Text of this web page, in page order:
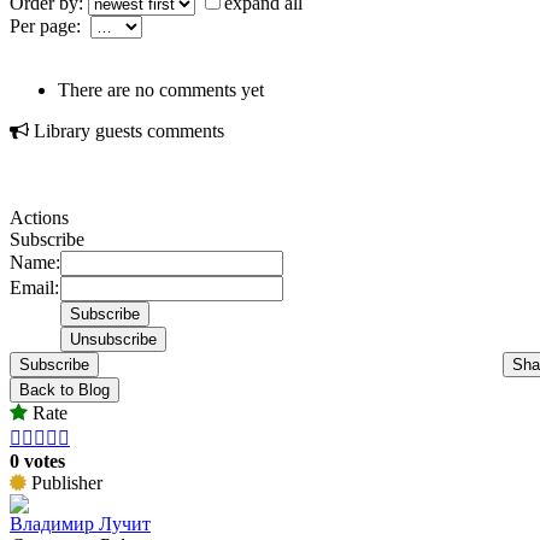
Per page:
There are no comments yet
Library guests comments
Actions
Subscribe
Name:
Email:
Subscribe
Back to Blog
Rate
    
0 votes
Publisher
Владимир Лучит